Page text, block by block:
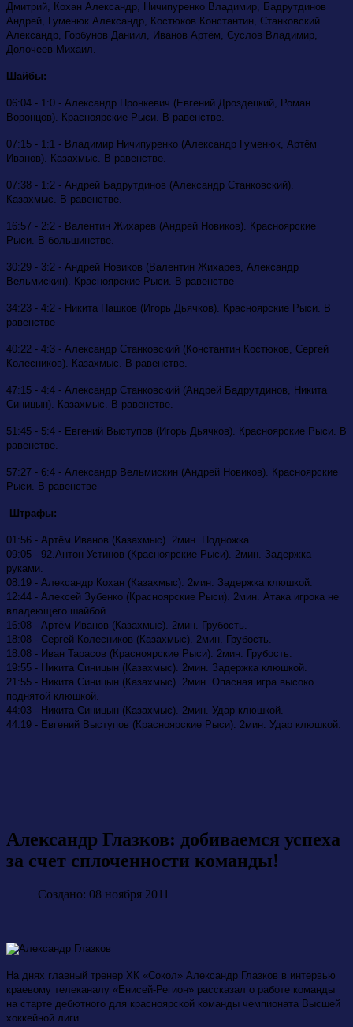
Дмитрий, Кохан Александр, Ничипуренко Владимир, Бадрутдинов
Андрей, Гуменюк Александр, Костюков Константин, Станковский
Александр, Горбунов Даниил, Иванов Артём, Суслов Владимир,
Долочеев Михаил.
Шайбы:
06:04 - 1:0 - Александр Пронкевич (Евгений Дроздецкий, Роман
Воронцов). Красноярские Рыси. В равенстве.
07:15 - 1:1 - Владимир Ничипуренко (Александр Гуменюк, Артём
Иванов). Казахмыс. В равенстве.
07:38 - 1:2 - Андрей Бадрутдинов (Александр Станковский).
Казахмыс. В равенстве.
16:57 - 2:2 - Валентин Жихарев (Андрей Новиков). Красноярские
Рыси. В большинстве.
30:29 - 3:2 - Андрей Новиков (Валентин Жихарев, Александр
Вельмискин). Красноярские Рыси. В равенстве
34:23 - 4:2 - Никита Пашков (Игорь Дьячков). Красноярские Рыси. В
равенстве
40:22 - 4:3 - Александр Станковский (Константин Костюков, Сергей
Колесников). Казахмыс. В равенстве.
47:15 - 4:4 - Александр Станковский (Андрей Бадрутдинов, Никита
Синицын). Казахмыс. В равенстве.
51:45 - 5:4 - Евгений Выступов (Игорь Дьячков). Красноярские Рыси. В
равенстве.
57:27 - 6:4 - Александр Вельмискин (Андрей Новиков). Красноярские
Рыси. В равенстве
Штрафы:
01:56 - Артём Иванов (Казахмыс). 2мин. Подножка.
09:05 - 92.Антон Устинов (Красноярские Рыси). 2мин. Задержка
руками.
08:19 - Александр Кохан (Казахмыс). 2мин. Задержка клюшкой.
12:44 - Алексей Зубенко (Красноярские Рыси). 2мин. Атака игрока не
владеющего шайбой.
16:08 - Артём Иванов (Казахмыс). 2мин. Грубость.
18:08 - Сергей Колесников (Казахмыс). 2мин. Грубость.
18:08 - Иван Тарасов (Красноярские Рыси). 2мин. Грубость.
19:55 - Никита Синицын (Казахмыс). 2мин. Задержка клюшкой.
21:55 - Никита Синицын (Казахмыс). 2мин. Опасная игра высоко
поднятой клюшкой.
44:03 - Никита Синицын (Казахмыс). 2мин. Удар клюшкой.
44:19 - Евгений Выступов (Красноярские Рыси). 2мин. Удар клюшкой.
Александр Глазков: добиваемся успеха
за счет сплоченности команды!
Создано: 08 ноября 2011
На днях главный тренер ХК «Сокол» Александр Глазков в интервью
краевому телеканалу «Енисей-Регион» рассказал о работе команды
на старте дебютного для красноярской команды чемпионата Высшей
хоккейной лиги.